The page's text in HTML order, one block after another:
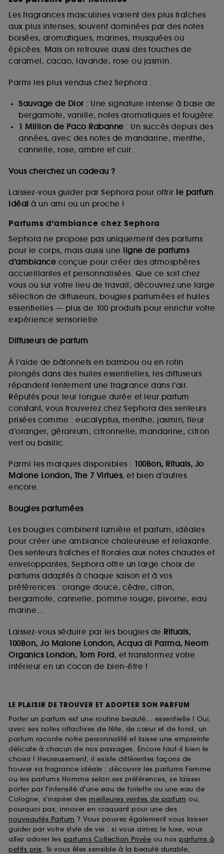
Les fragrances masculines varient des plus fraîches
aux plus intenses, souvent dominées par des notes
boisées, aromatiques, marines, musquées ou
épicées. Mais on retrouve aussi des touches de
caramel, cacao, lavande, rose ou jasmin.
Parmi les plus vendus chez Sephora :
Sauvage de Dior: Une signature intense à base de
bergamote, vanille, notes aromatiques et fougère.
1 Million de Paco Rabanne : Un succès depuis des
années, avec des notes de mandarine, menthe,
cannelle, rose, ambre et cuir.
Vous cherchez un cadeau ?
Laissez-vous guider par Sephora pour offrir le parfum
idéal à un ami ou un proche !
Parfums d’ambiance chez Sephora
Sephora ne propose pas uniquement des parfums
pour le corps, mais aussi une ligne de parfums
d’ambiance conçue pour créer des atmosphères
accueillantes et personnalisées. Que ce soit chez
vous ou sur votre lieu de travail, découvrez une large
sélection de diffuseurs, bougies parfumées et huiles
essentielles — plus de 100 produits pour enrichir votre
expérience sensorielle.
Diffuseurs de parfum
À l’aide de bâtonnets en bambou ou en rotin
plongés dans des huiles essentielles, les diffuseurs
répandent lentement une fragrance dans l’air.
Réputés pour leur longue durée et leur parfum
constant, vous trouverez chez Sephora des senteurs
prisées comme : eucalyptus, menthe, jasmin, fleur
d’oranger, géranium, citronnelle, mandarine, citron
vert ou basilic.
Parmi les marques disponibles : 100Bon, Rituals, Jo
Malone London, The 7 Virtues, et bien d’autres
encore.
Bougies parfumées
Les bougies combinent lumière et parfum, idéales
pour créer une ambiance chaleureuse et relaxante.
Des senteurs fraîches et florales aux notes chaudes et
enveloppantes, Sephora offre un large choix de
parfums adaptés à chaque saison et à vos
préférences : orange douce, cèdre, citron,
bergamote, cannelle, pomme rouge, pivoine, eau
marine...
Laissez-vous séduire par les bougies de Rituals,
100Bon, Jo Malone London, Acqua di Parma, Neom
Organics London, Tom Ford, et transformez votre
intérieur en un cocon de bien-être !
LE PLAISIR DE TROUVER ET ADOPTER SON PARFUM
Porter un parfum est une routine beauté... essentielle ! Oui,
avec ses notes olfactives de tête, de cœur et de fond, un
parfum raconte notre personnalité et laisse une empreinte
délicate à chacun de nos passages. Encore faut-il bien le
choisir ! Heureusement, il existe différentes façons de
trouver sa fragrance idéale : découvrir les parfums Femme
ou les parfums Homme selon ses préférences, se laisser
porter par l'intensité d'une eau de toilette ou une eau de
Cologne, s'inspirer des meilleures ventes de parfum ou,
pourquoi pas, innover en craquant pour une des
nouveautés Parfum ? Vous pouvez également vous laisser
guider par votre style de vie : si vous aimez le luxe, vous
allez adorer les parfums Collection Privée ou nos parfums à
petits prix. Si vous êtes sensible à la beauté durable,